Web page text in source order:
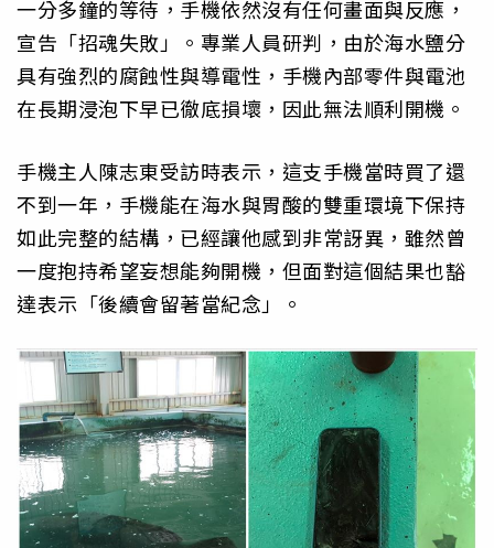
一分多鐘的等待，手機依然沒有任何畫面與反應，
宣告「招魂失敗」。專業人員研判，由於海水鹽分
具有強烈的腐蝕性與導電性，手機內部零件與電池
在長期浸泡下早已徹底損壞，因此無法順利開機。
手機主人陳志東受訪時表示，這支手機當時買了還
不到一年，手機能在海水與胃酸的雙重環境下保持
如此完整的結構，已經讓他感到非常訝異，雖然曾
一度抱持希望妄想能夠開機，但面對這個結果也豁
達表示「後續會留著當紀念」。